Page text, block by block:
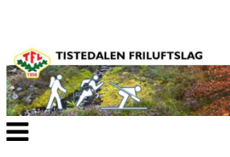
Veksle
navigasjon